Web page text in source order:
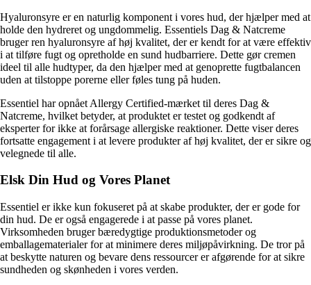
Hyaluronsyre er en naturlig komponent i vores hud, der hjælper med at
holde den hydreret og ungdommelig. Essentiels Dag & Natcreme
bruger ren hyaluronsyre af høj kvalitet, der er kendt for at være effektiv
i at tilføre fugt og opretholde en sund hudbarriere. Dette gør cremen
ideel til alle hudtyper, da den hjælper med at genoprette fugtbalancen
uden at tilstoppe porerne eller føles tung på huden.
Essentiel har opnået Allergy Certified-mærket til deres Dag &
Natcreme, hvilket betyder, at produktet er testet og godkendt af
eksperter for ikke at forårsage allergiske reaktioner. Dette viser deres
fortsatte engagement i at levere produkter af høj kvalitet, der er sikre og
velegnede til alle.
Elsk Din Hud og Vores Planet
Essentiel er ikke kun fokuseret på at skabe produkter, der er gode for
din hud. De er også engagerede i at passe på vores planet.
Virksomheden bruger bæredygtige produktionsmetoder og
emballagematerialer for at minimere deres miljøpåvirkning. De tror på
at beskytte naturen og bevare dens ressourcer er afgørende for at sikre
sundheden og skønheden i vores verden.